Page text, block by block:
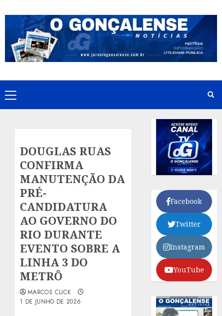
to
content
Primary
Menu
DOUGLAS RUAS
CONFIRMA
MANUTENÇÃO DA
PRÉ-
CANDIDATURA
AO GOVERNO DO
RIO DURANTE
EVENTO SOBRE A
LINHA 3 DO
METRÔ
MARCOS CLICK
1 DE JUNHO DE 2026
Facebook
Twitter
Instagram
YouTube